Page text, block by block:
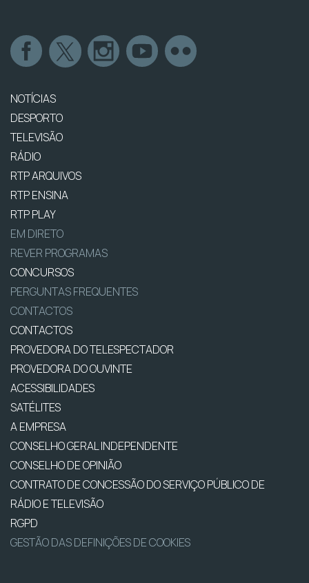
NOTÍCIAS
DESPORTO
TELEVISÃO
RÁDIO
RTP ARQUIVOS
RTP ENSINA
RTP PLAY
EM DIRETO
REVER PROGRAMAS
CONCURSOS
PERGUNTAS FREQUENTES
CONTACTOS
CONTACTOS
PROVEDORA DO TELESPECTADOR
PROVEDORA DO OUVINTE
ACESSIBILIDADES
SATÉLITES
A EMPRESA
CONSELHO GERAL INDEPENDENTE
CONSELHO DE OPINIÃO
CONTRATO DE CONCESSÃO DO SERVIÇO PÚBLICO DE
RÁDIO E TELEVISÃO
RGPD
GESTÃO DAS DEFINIÇÕES DE COOKIES